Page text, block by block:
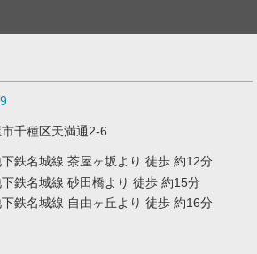
千種区天満通2-6
鉄名城線 茶屋ヶ坂より 徒歩 約12分
鉄名城線 砂田橋より 徒歩 約15分
鉄名城線 自由ヶ丘より 徒歩 約16分